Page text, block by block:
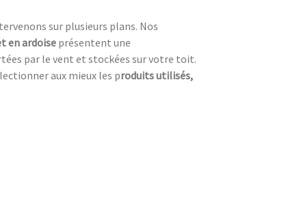
sur plusieurs plans. Nos
en ardoise présentent une
par le vent et stockées sur votre toit.
aux mieux les produits utilisés,